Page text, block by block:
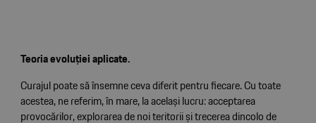
Teoria evoluţiei aplicate.
Curajul poate să însemne ceva diferit pentru fiecare. Cu toate
acestea, ne referim, în mare, la același lucru: acceptarea
provocărilor, explorarea de noi teritorii și trecerea dincolo de